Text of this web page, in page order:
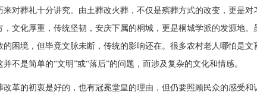
来对葬礼十分讲究。由土葬改火葬，不仅是殡葬方式的改变，更是
，文化厚重，传统坚韧，安庆下属的桐城，更是桐城学派的发源地
的困境，但毕竟文脉未断，传统的影响还在。很多农村老人哪怕是
不是简单的“文明”或“落后”的问题，而涉及复杂的文化和情感。
改革的初衷是好的，也有冠冕堂皇的理由，但仍要照顾民众的感受